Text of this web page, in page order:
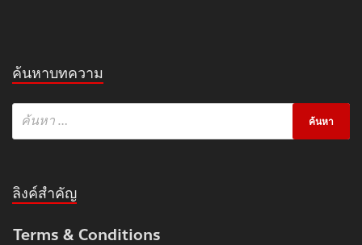
ค้นหาบทความ
ลิงค์สำคัญ
Terms & Conditions